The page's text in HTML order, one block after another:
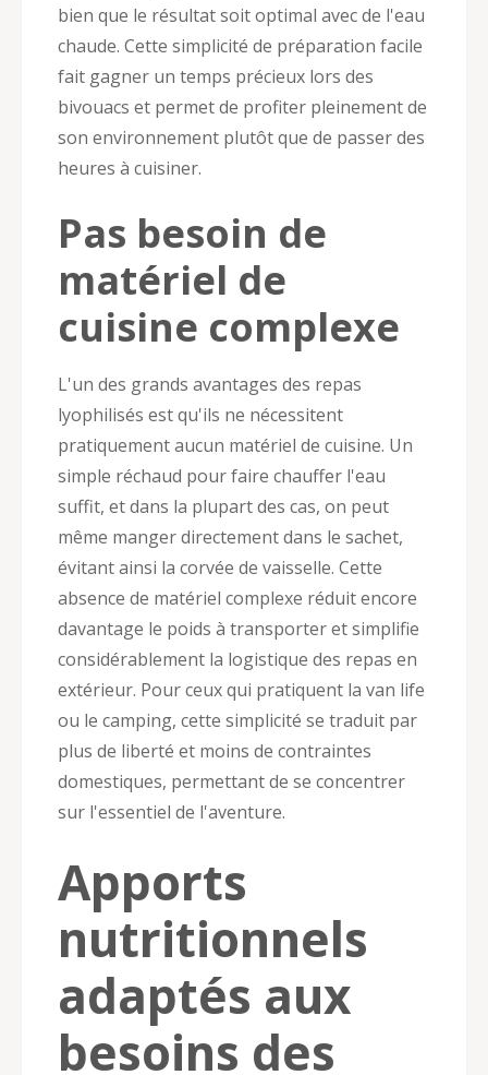
bien que le résultat soit optimal avec de l'eau
chaude. Cette simplicité de préparation facile
fait gagner un temps précieux lors des
bivouacs et permet de profiter pleinement de
son environnement plutôt que de passer des
heures à cuisiner.
Pas besoin de
matériel de
cuisine complexe
L'un des grands avantages des repas
lyophilisés est qu'ils ne nécessitent
pratiquement aucun matériel de cuisine. Un
simple réchaud pour faire chauffer l'eau
suffit, et dans la plupart des cas, on peut
même manger directement dans le sachet,
évitant ainsi la corvée de vaisselle. Cette
absence de matériel complexe réduit encore
davantage le poids à transporter et simplifie
considérablement la logistique des repas en
extérieur. Pour ceux qui pratiquent la van life
ou le camping, cette simplicité se traduit par
plus de liberté et moins de contraintes
domestiques, permettant de se concentrer
sur l'essentiel de l'aventure.
Apports
nutritionnels
adaptés aux
besoins des